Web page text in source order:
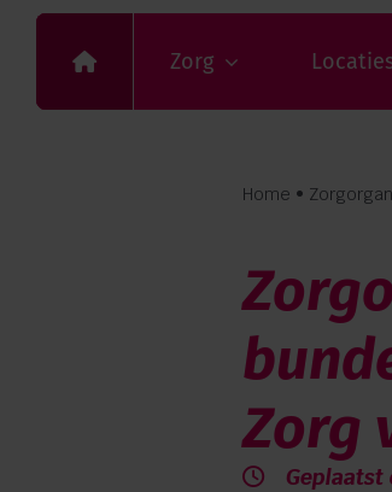
Zorg
Home •
Zorg
Geplaatst
Privacy
0544 745 555